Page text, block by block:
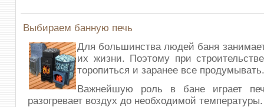
Выбираем банную печь
Для большинства людей баня
их жизни. Поэтому при
торопиться и заранее все продумывать.
Важнейшую роль в бане играет
разогревает воздух до необходимой